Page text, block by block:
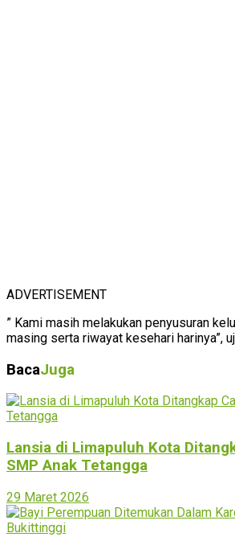
ADVERTISEMENT
” Kami masih melakukan penyusuran
masing serta riwayat kesehari harinya”,
BacaJuga
Lansia di Limapuluh Kota
SMP Anak Tetangga
29 Maret 2026